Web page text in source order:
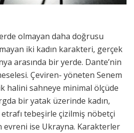
olmayan daha doğrusu
iki kadın karakteri, gerçek
arasında bir yerde. Dante’nin
Çeviren- yöneten Senem
halini sahneye minimal ölçüde
bir yatak üzerinde kadın,
tebeşirle çizilmiş nöbetçi
evreni ise Ukrayna. Karakterler